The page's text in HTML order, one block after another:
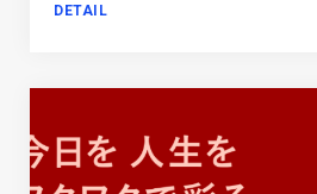
DETAIL